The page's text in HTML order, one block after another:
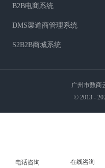
B2B电商系统
DMS渠道商管理系统
S2B2B商城系统
广州市数商
© 2013 -
电话咨询 在线咨询